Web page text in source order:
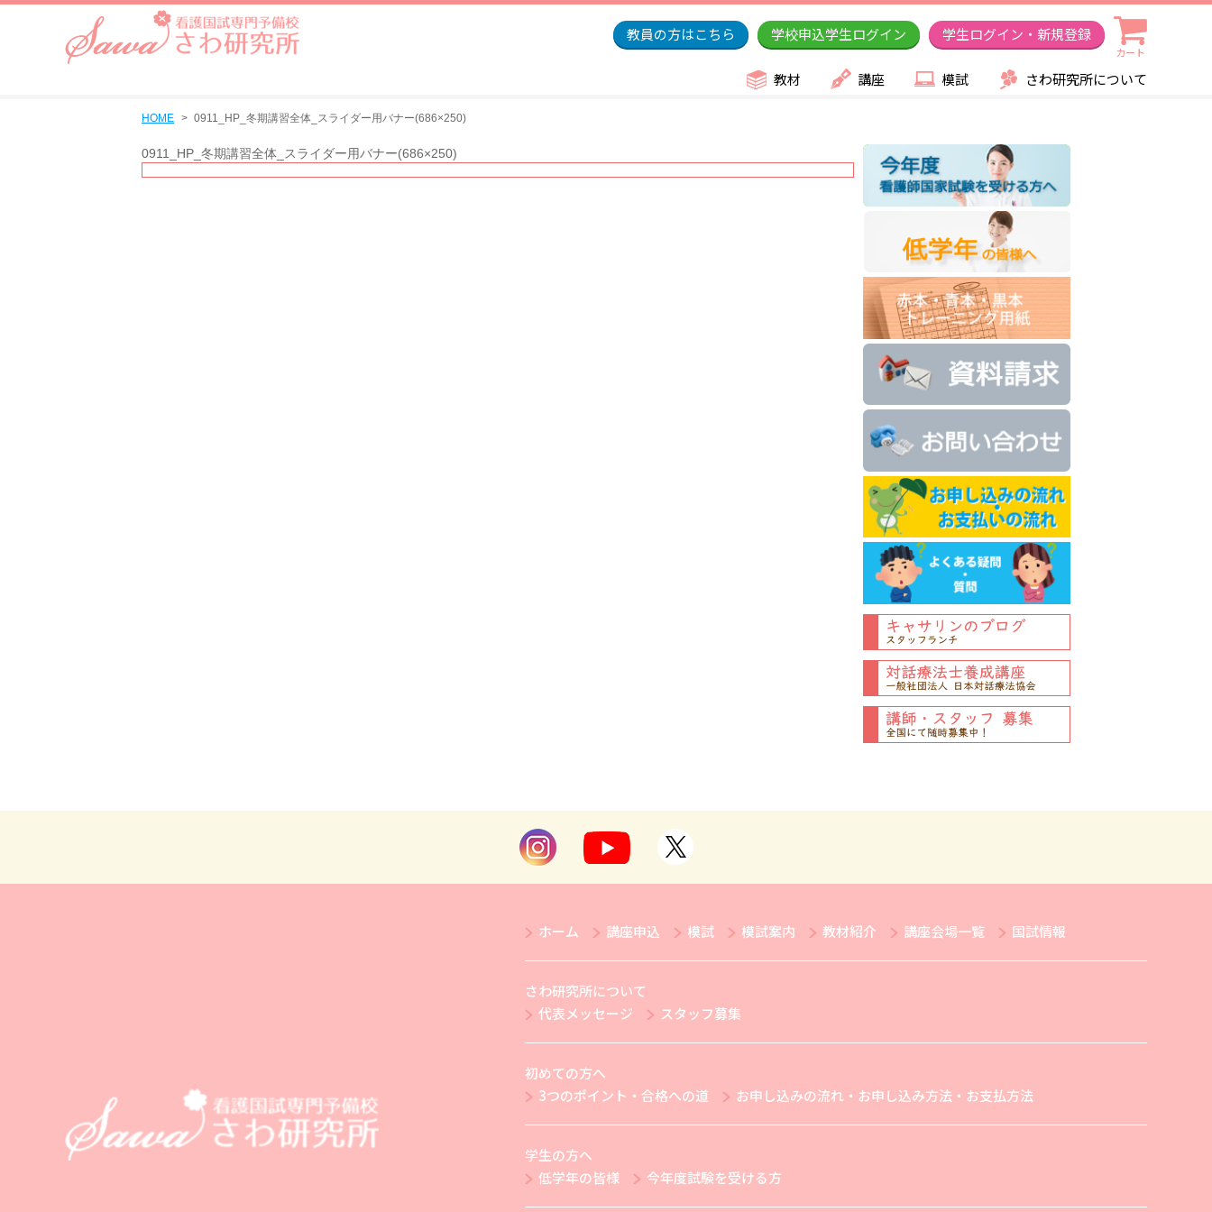
教員の方はこちら 学校申込学生ログイン 学生ログイン・新規登録
カート
教材 講座 模試 さわ研究所について
HOME 0911_HP_冬期講習全体_スライダー用バナー(686×250)
0911_HP_冬期講習全体_スライダー用バナー(686×250)
ホーム 講座申込 模試 模試案内 教材紹介 講座会場一覧 国試情報
さわ研究所について
代表メッセージ
スタッフ募集
初めての方へ
3つのポイント・合格への道
お申し込みの流れ・お申し込み方法・お支払方法
学生の方へ
低学年の皆様
今年度試験を受ける方